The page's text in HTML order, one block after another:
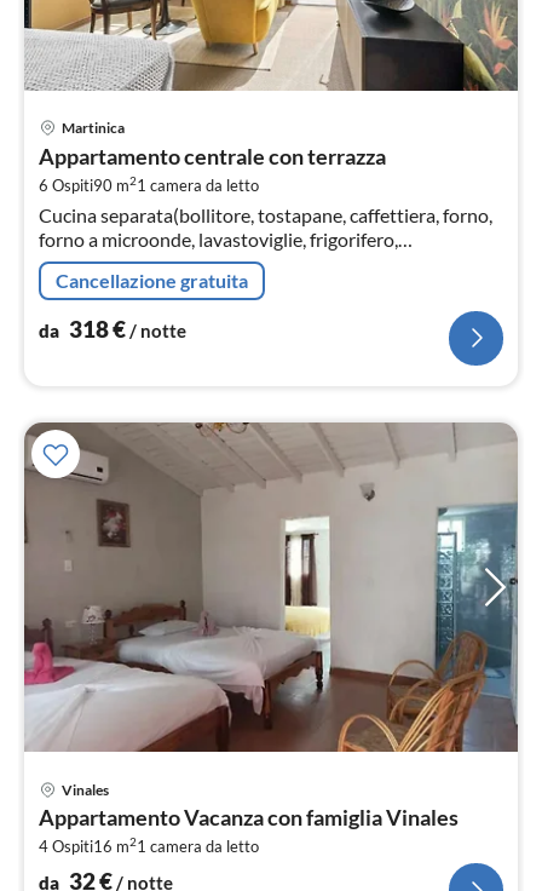
Martinica
Appartamento centrale con terrazza
6 Ospiti90 m21 camera da letto
Cucina separata(bollitore, tostapane, caffettiera, forno,
forno a microonde, lavastoviglie, frigorifero,
congelatore, Spremiagrumi, )
Cancellazione gratuita
da 318€/ notte
Vinales
Appartamento Vacanza con famiglia Vinales
4 Ospiti16 m21 camera da letto
da 32€/ notte